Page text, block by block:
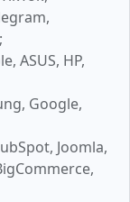
ASUS, HP,
Google,
Joomla,